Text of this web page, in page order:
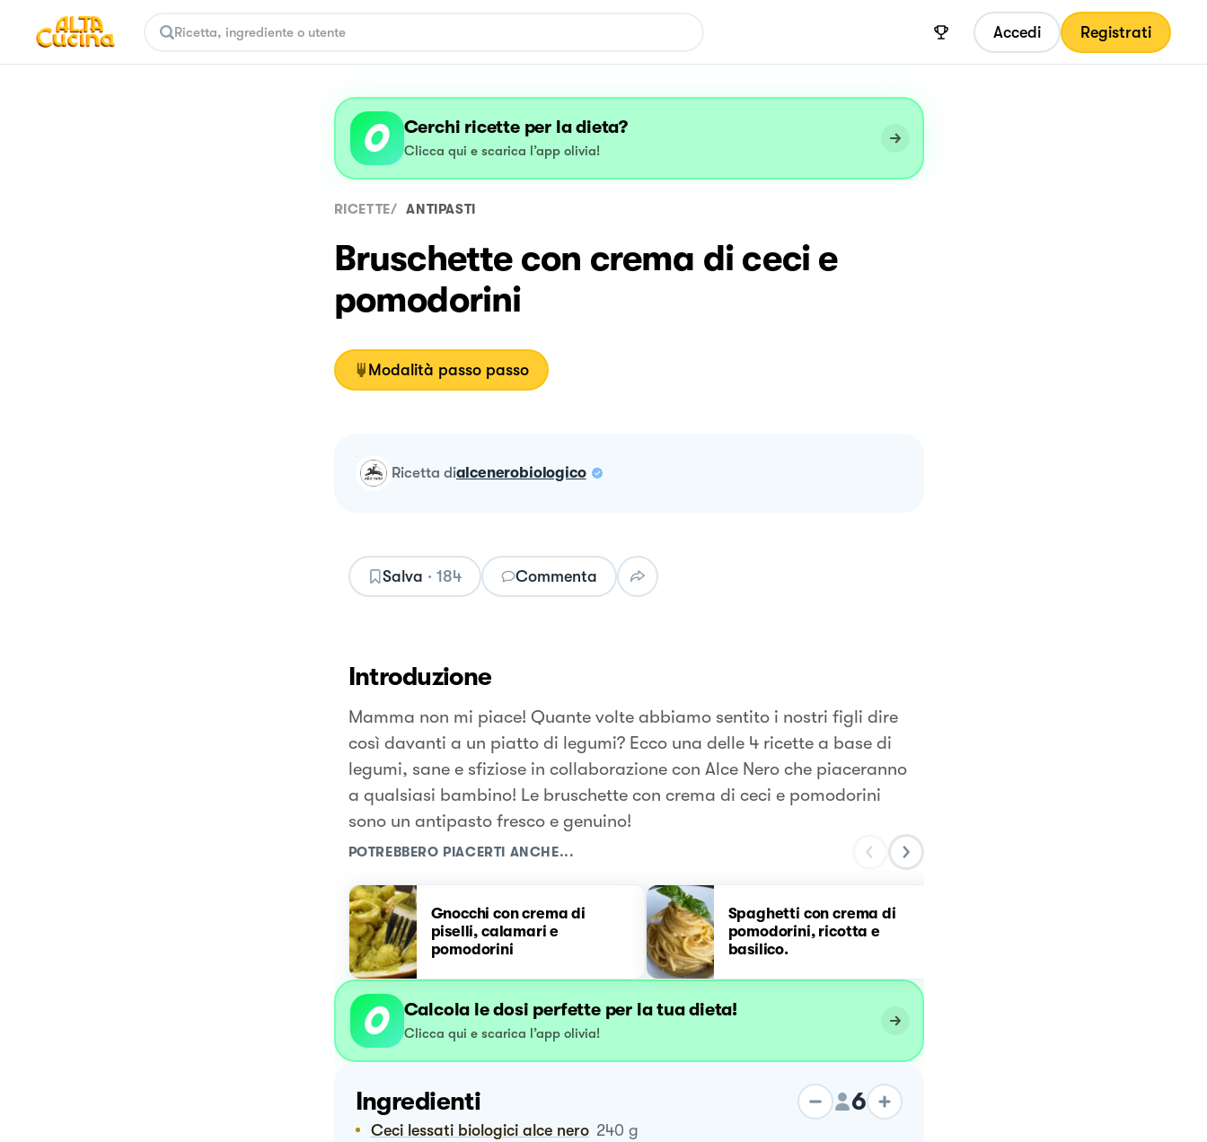
Accedi Registrati
Cerchi ricette per la dieta?
Clicca qui e scarica l’app olivia!
RICETTE/ ANTIPASTI
Bruschette con crema di ceci e
pomodorini
Modalità passo passo
ricetta dialcenerobiologico
Salva · 184 Commenta
Introduzione
Mamma non mi piace! Quante volte abbiamo sentito i nostri figli dire
così davanti a un piatto di legumi? Ecco una delle 4 ricette a base di
legumi, sane e sfiziose in collaborazione con Alce Nero che piaceranno
a qualsiasi bambino! Le bruschette con crema di ceci e pomodorini
sono un antipasto fresco e genuino!
POTREBBERO PIACERTI ANCHE...
Gnocchi con crema di
piselli, calamari e
pomodorini
Spaghetti con crema di
pomodorini, ricotta e
basilico.
Calcola le dosi perfette per la tua dieta!
Clicca qui e scarica l’app olivia!
Ingredienti 6
Ceci lessati biologici alce nero 240 g